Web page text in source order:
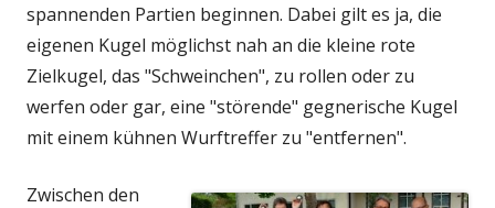
spannenden Partien beginnen. Dabei gilt es ja, die
eigenen Kugel möglichst nah an die kleine rote
Zielkugel, das "Schweinchen", zu rollen oder zu
werfen oder gar, eine "störende" gegnerische Kugel
mit einem kühnen Wurftreffer zu "entfernen".
Zwischen den